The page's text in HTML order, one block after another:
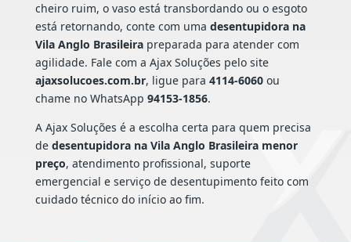
cheiro ruim, o vaso está transbordando ou o esgoto
está retornando, conte com uma desentupidora na
Vila Anglo Brasileirapreparada para atender com
agilidade. Fale com a Ajax Soluções pelo site
ajaxsolucoes.com.br, ligue para 4114-6060ou
chame no WhatsApp 94153-1856.
A Ajax Soluções é a escolha certa para quem precisa
de desentupidora na Vila Anglo Brasileira menor
preço, atendimento profissional, suporte
emergencial e serviço de desentupimento feito com
cuidado técnico do início ao fim.